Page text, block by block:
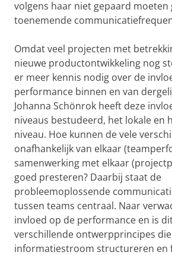
volgens haar niet gepaard moeten
toenemende
Omdat veel projecten met
nieuwe productontwikkeling nog
er meer kennis nodig over de
performance binnen en van
Johanna Schönrok heeft deze
niveaus bestudeerd, het lokale en
niveau. Hoe kunnen de vele
onafhankelijk van elkaar
samenwerking met elkaar
goed presteren? Daarbij staat de
probleemoplossende
tussen teams centraal. Naar
invloed op de performance en is
verschillende ontwerpprincipes
informatiestroom structureren en